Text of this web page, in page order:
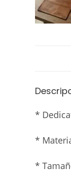
*
*
*